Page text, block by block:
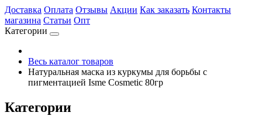
Доставка Оплата Отзывы Акции Как заказать Контакты
магазина Статьи Опт
Категории
Весь каталог товаров
Натуральная маска из куркумы для борьбы с
пигментацией Isme Cosmetic 80гр
Категории